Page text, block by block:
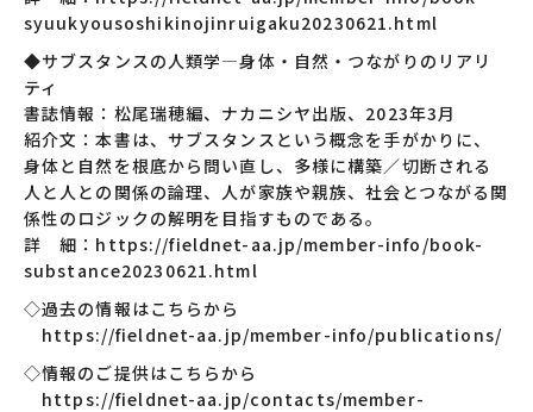
syuukyousoshikinojinruigaku20230621.html
◆サブスタンスの人類学―身体・自然・つながりのリアリ
ティ
書誌情報：松尾瑞穂編、ナカニシヤ出版、2023年3月
紹介文：本書は、サブスタンスという概念を手がかりに、
身体と自然を根底から問い直し、多様に構築／切断される
人と人との関係の論理、人が家族や親族、社会とつながる関
係性のロジックの解明を目指すものである。
詳 細：https://fieldnet-aa.jp/member-info/book-
substance20230621.html
◇過去の情報はこちらから
https://fieldnet-aa.jp/member-info/publications/
◇情報のご提供はこちらから
https://fieldnet-aa.jp/contacts/member-